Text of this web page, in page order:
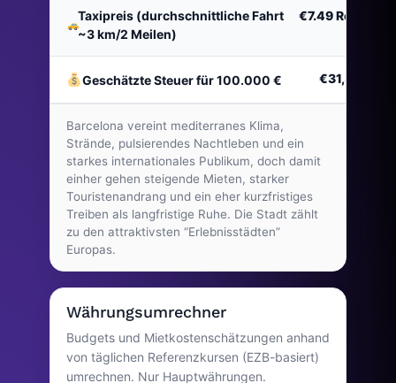
Taxipreis (durchschnittliche Fahrt
~3 km/2 Meilen)
€7.49Reise
Geschätzte Steuer für 100.000 € €31,393
Barcelona vereint mediterranes Klima,
Strände, pulsierendes Nachtleben und ein
starkes internationales Publikum, doch damit
einher gehen steigende Mieten, starker
Touristenandrang und ein eher kurzfristiges
Treiben als langfristige Ruhe. Die Stadt zählt
zu den attraktivsten “Erlebnisstädten”
Europas.
Währungsumrechner
Budgets und Mietkostenschätzungen anhand
von täglichen Referenzkursen (EZB-basiert)
umrechnen. Nur Hauptwährungen.